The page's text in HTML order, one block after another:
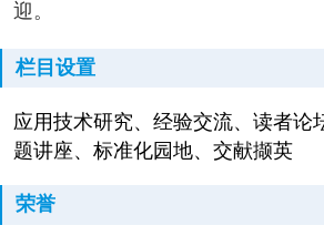
迎。
栏目设置
应用技术研究、经验交流、读者论
题讲座、标准化园地、交献撷英
荣誉